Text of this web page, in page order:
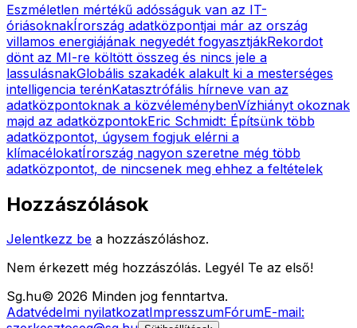
Eszméletlen mértékű adósságuk van az IT-
óriásoknakÍrország adatközpontjai már az ország
villamos energiájának negyedét fogyasztjákRekordot
dönt az MI-re költött összeg és nincs jele a
lassulásnakGlobális szakadék alakult ki a mesterséges
intelligencia terénKatasztrófális hírneve van az
adatközpontoknak a közvéleménybenVízhiányt okoznak
majd az adatközpontokEric Schmidt: Építsünk több
adatközpontot, úgysem fogjuk elérni a
klímacélokatÍrország nagyon szeretne még több
adatközpontot, de nincsenek meg ehhez a feltételek
Hozzászólások
Jelentkezz be a hozzászóláshoz.
Nem érkezett még hozzászólás. Legyél Te az első!
Sg.hu© 2026 Minden jog fenntartva.
Adatvédelmi nyilatkozatImpresszumFórumE-mail: